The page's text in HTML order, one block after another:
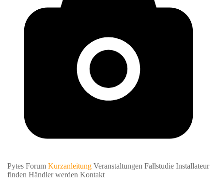
Pytes Forum Kurzanleitung Veranstaltungen Fallstudie Installateur
finden Händler werden Kontakt